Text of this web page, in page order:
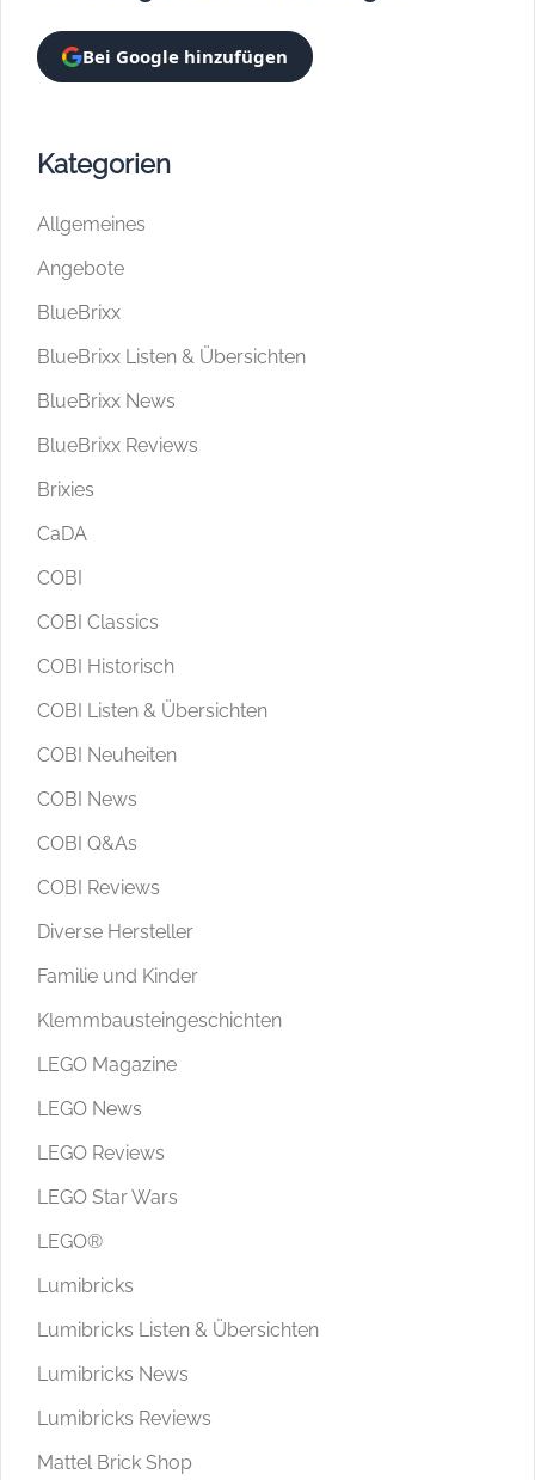
Bei Google hinzufügen
Kategorien
Allgemeines
Angebote
BlueBrixx
BlueBrixx Listen & Übersichten
BlueBrixx News
BlueBrixx Reviews
Brixies
CaDA
COBI
COBI Classics
COBI Historisch
COBI Listen & Übersichten
COBI Neuheiten
COBI News
COBI Q&As
COBI Reviews
Diverse Hersteller
Familie und Kinder
Klemmbausteingeschichten
LEGO Magazine
LEGO News
LEGO Reviews
LEGO Star Wars
LEGO®
Lumibricks
Lumibricks Listen & Übersichten
Lumibricks News
Lumibricks Reviews
Mattel Brick Shop